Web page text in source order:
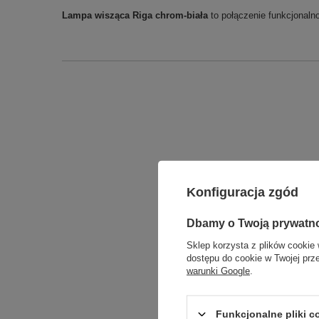
Lampa wisząca Riga chrom-białato połączenie
Konfiguracja zgód
Dbamy o Twoją
Sklep korzysta z plików cookie
dostępu do cookie w Twojej
warunki Google
Funkcjonalne pliki